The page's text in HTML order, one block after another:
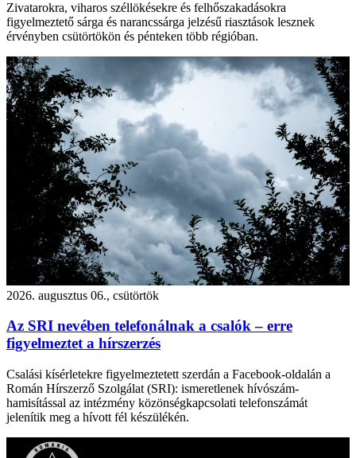
Zivatarokra, viharos széllökésekre és felhőszakadásokra
figyelmeztető sárga és narancssárga jelzésű riasztások lesznek
érvényben csütörtökön és pénteken több régióban.
2026. augusztus 06., csütörtök
Az SRI nevében telefonálnak a csalók – erre
figyelmeztet a hírszerzés
Csalási kísérletekre figyelmeztetett szerdán a Facebook-oldalán a
Román Hírszerző Szolgálat (SRI): ismeretlenek hívószám-
hamisítással az intézmény közönségkapcsolati telefonszámát
jelenítik meg a hívott fél készülékén.